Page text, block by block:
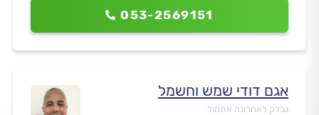
053-2569151
אגם דודי שמש וחשמל
נבדק לאחרונה אתמול